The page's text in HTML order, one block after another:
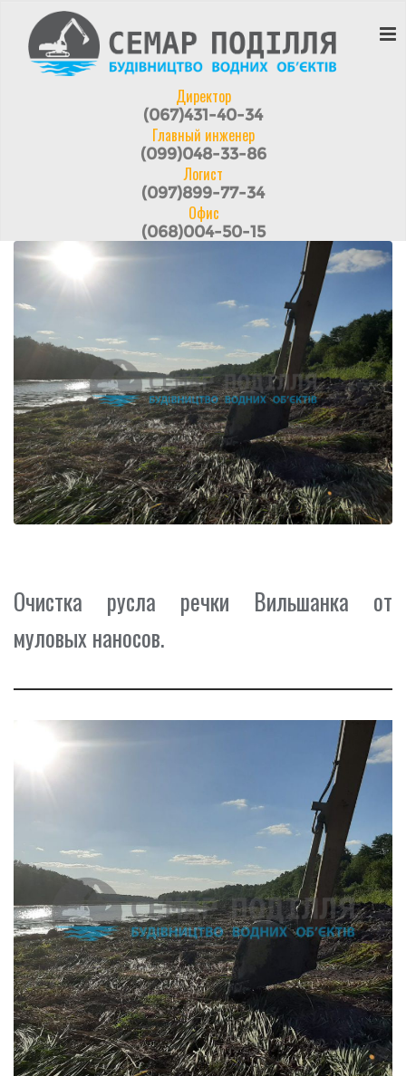
Директор
(067)431-40-34
Главный инженер
(099)048-33-86
Логист
(097)899-77-34
Офис
(068)004-50-15
Очистка русла речки Вильшанка от
муловых наносов.